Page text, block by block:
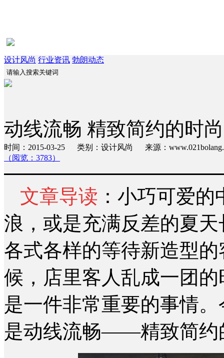
设计风尚 行业资讯 勃朗动态
动线流畅 精致简约的时
时间：2015-03-25 类别：设计风尚 来源：
（阅览：3783）
文章导读 ：小巧可爱
浪，或是充满反差的夏
各式各样的等待新造型
候，店里客人乱成一团
是一件非常重要的事情
是动线流畅——精致简约